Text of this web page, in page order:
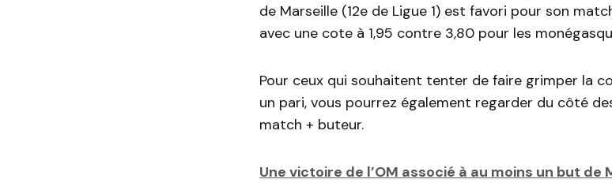
de Marseille (12e de Ligue 1) est favori pour son
avec une cote à 1,95 contre 3,80 pour les
Pour ceux qui souhaitent tenter de faire grimper la
un pari, vous pourrez également regarder du côté
match + buteur.
Une victoire de l’OM associé à au moins un but